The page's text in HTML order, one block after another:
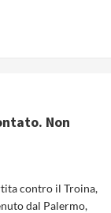
Non
contro il Troina,
dal Palermo,